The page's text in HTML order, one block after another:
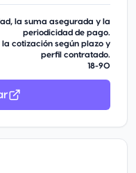
la suma asegurada y la
periodicidad de pago.
cotización según plazo y
perfil contratado.
18-90